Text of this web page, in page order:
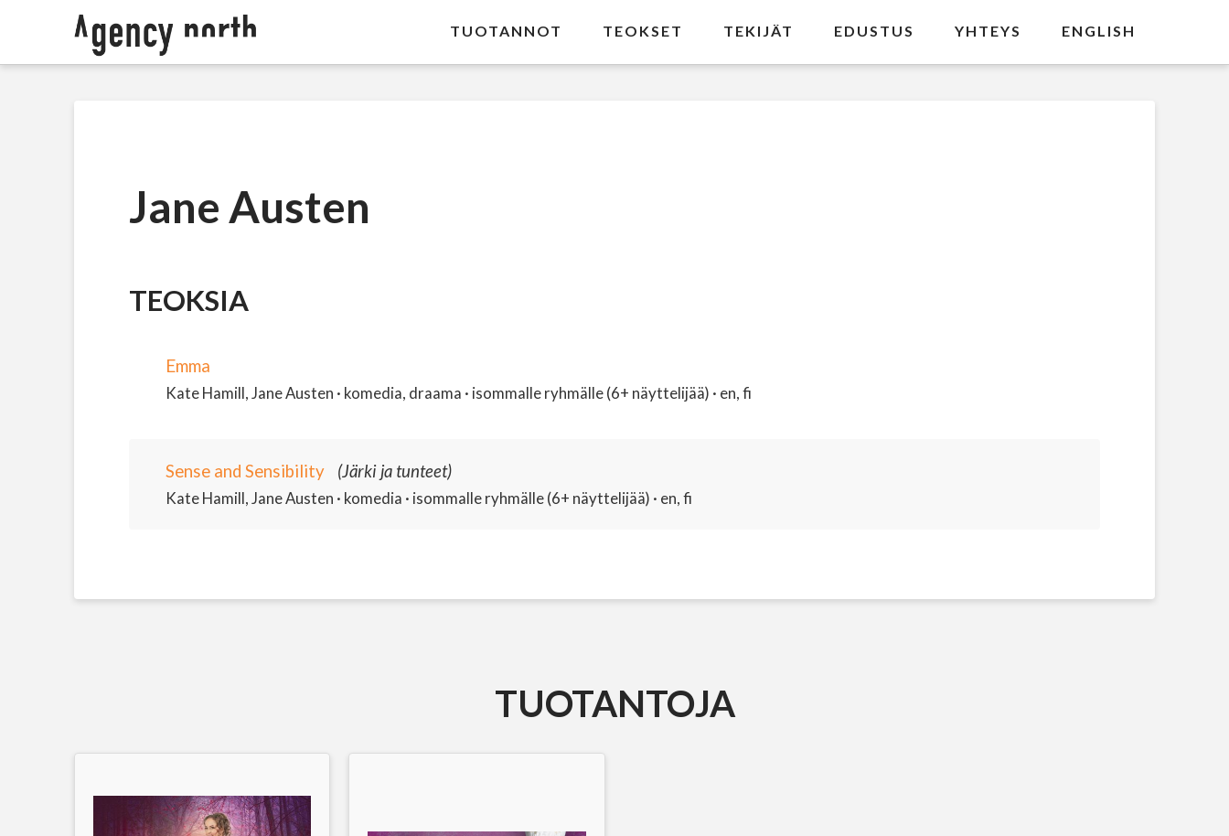
TUOTANNOT TEOKSET TEKIJÄT EDUSTUS YHTEYS ENGLISH
Jane Austen
TEOKSIA
Emma
Kate Hamill, Jane Austen · komedia, draama · isommalle ryhmälle (6+ näyttelijää) · en, fi
Sense and Sensibility (Järki ja tunteet)
Kate Hamill, Jane Austen · komedia · isommalle ryhmälle (6+ näyttelijää) · en, fi
TUOTANTOJA